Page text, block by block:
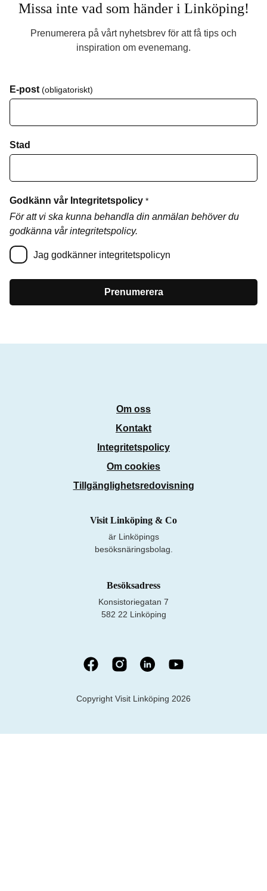
Missa inte vad som händer i Linköping!
Prenumerera på vårt nyhetsbrev för att få tips och
inspiration om evenemang.
E-post (obligatoriskt)
Stad
Godkänn vår Integritetspolicy *
För att vi ska kunna behandla din anmälan behöver du
godkänna vår integritetspolicy.
Jag godkänner integritetspolicyn
Prenumerera
Om oss
Kontakt
Integritetspolicy
Om cookies
Tillgänglighetsredovisning
Visit Linköping & Co
är Linköpings
besöksnäringsbolag.
Besöksadress
Konsistoriegatan 7
582 22 Linköping
Copyright Visit Linköping 2026